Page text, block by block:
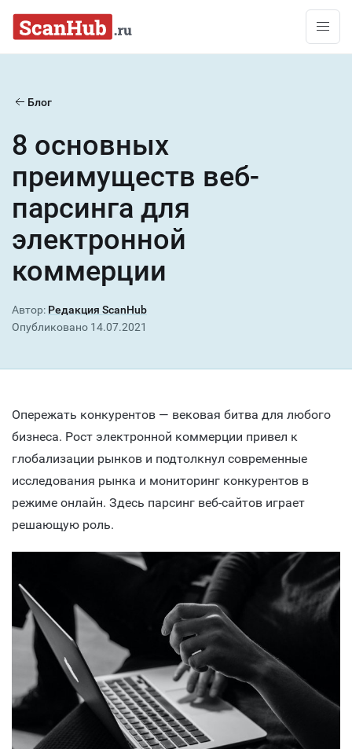
Блог
8 основных
преимуществ веб-
парсинга для
электронной
коммерции
Автор: Редакция ScanHub
Опубликовано 14.07.2021
Опережать конкурентов — вековая битва для любого
бизнеса. Рост электронной коммерции привел к
глобализации рынков и подтолкнул современные
исследования рынка и мониторинг конкурентов в
режиме онлайн. Здесь парсинг веб-сайтов играет
решающую роль.